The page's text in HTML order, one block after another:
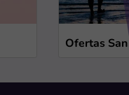
Ofertas